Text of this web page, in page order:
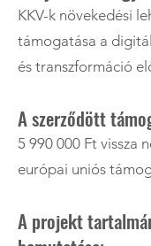
KKV-k növekedési
támogatása a
és transzformáció
A szerződött
5 990 000 Ft vissza
európai uniós
A projekt